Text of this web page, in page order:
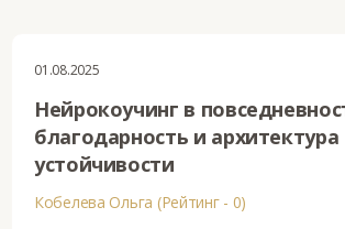
01.08.2025
Нейрокоучинг в
благодарность и архитектура
устойчивости
Кобелева Ольга (Рейтинг - 0)